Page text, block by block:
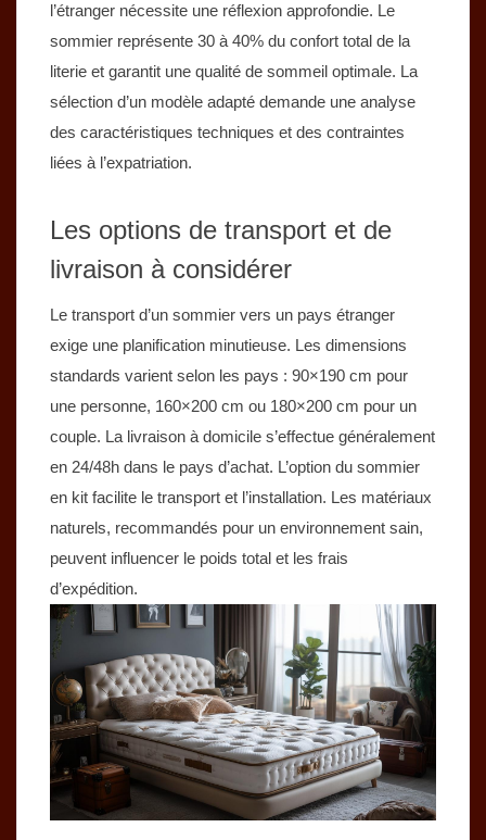
l’étranger nécessite une réflexion approfondie. Le
sommier représente 30 à 40% du confort total de la
literie et garantit une qualité de sommeil optimale. La
sélection d’un modèle adapté demande une analyse
des caractéristiques techniques et des contraintes
liées à l’expatriation.
Les options de transport et de
livraison à considérer
Le transport d’un sommier vers un pays étranger
exige une planification minutieuse. Les dimensions
standards varient selon les pays : 90×190 cm pour
une personne, 160×200 cm ou 180×200 cm pour un
couple. La livraison à domicile s’effectue généralement
en 24/48h dans le pays d’achat. L’option du sommier
en kit facilite le transport et l’installation. Les matériaux
naturels, recommandés pour un environnement sain,
peuvent influencer le poids total et les frais
d’expédition.